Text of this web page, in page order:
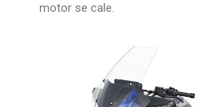
motor se cale.